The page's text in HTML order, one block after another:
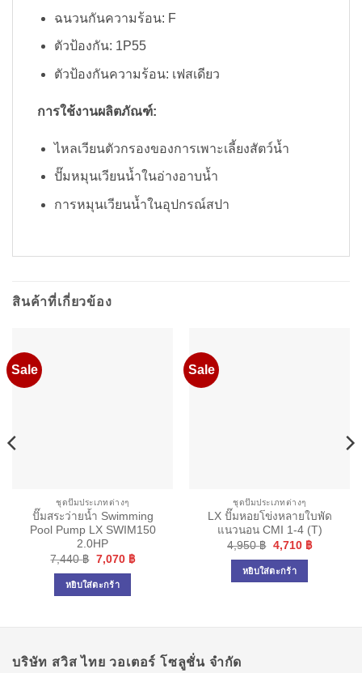
ฉนวนกันความร้อน: F
ตัวป้องกัน: 1P55
ตัวป้องกันความร้อน: เฟสเดียว
การใช้งานผลิตภัณฑ์:
ไหลเวียนตัวกรองของการเพาะเลี้ยงสัตว์น้ำ
ปั๊มหมุนเวียนน้ำในอ่างอาบน้ำ
การหมุนเวียนน้ำในอุปกรณ์สปา
สินค้าที่เกี่ยวข้อง
Sale
ชุดปั๊มประเภทต่างๆ
ปั๊มสระว่ายน้ำ Swimming
Pool Pump LX SWIM150
2.0HP
7,440฿ Original
price
was:
7,440 ฿.
7,070 ฿Current
หยิบใส่ตะกร้า
Sale
ชุดปั๊มประเภทต่างๆ
LX ปั๊มหอยโข่งหลายใบพัด
แนวนอน CMI 1-4 (T)
4,950฿ Original
price
was:
4,950 ฿.
4,710 ฿Current
หยิบใส่ตะกร้า
บริษัท สวิส ไทย วอเตอร์ โซลูชั่น จำกัด